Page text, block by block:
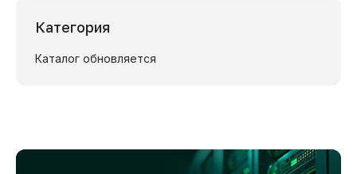
Категория
Каталог обновляется